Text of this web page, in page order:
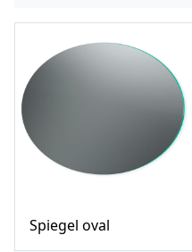
Spiegel oval